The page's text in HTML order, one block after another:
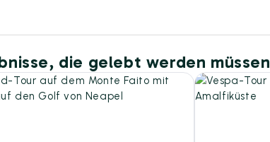
die gelebt werden müssen